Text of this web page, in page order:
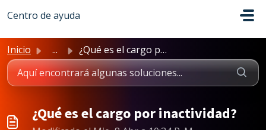
Centro de ayuda
Inicio ... ¿Qué es el cargo por inactividad?
¿Qué es el cargo por inactividad?